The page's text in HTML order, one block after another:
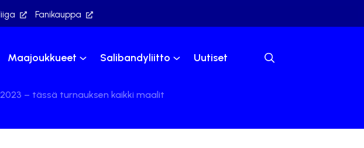
Fanikauppa
Maajoukkueet Salibandyliitto Uutiset
– tässä turnauksen kaikki maalit